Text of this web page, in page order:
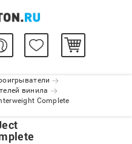
винила
Complete